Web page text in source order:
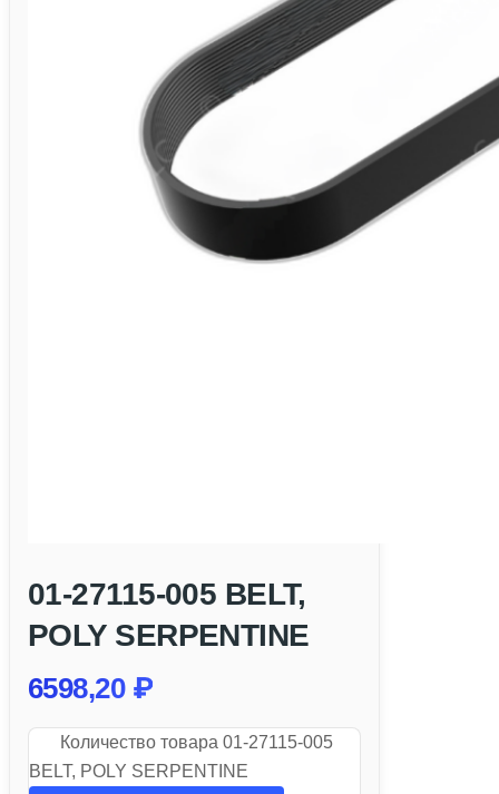
01-27115-005 BELT,
POLY SERPENTINE
6598,20 ₽
Количество товара 01-27115-005
BELT, POLY SERPENTINE